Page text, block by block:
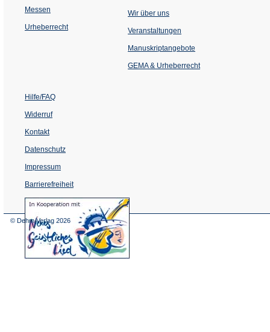
Messen
Urheberrecht
Wir über uns
Veranstaltungen
einem
Tab)
Manuskriptangebote
GEMA & Urheberrecht
Hilfe/FAQ
Widerruf
Kontakt
Datenschutz
Impressum
Barrierefreiheit
(Öffnet
in
© Dehm Verlag 2026